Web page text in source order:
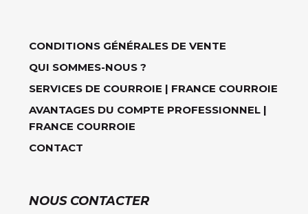
CONDITIONS GÉNÉRALES DE VENTE
QUI SOMMES-NOUS ?
SERVICES DE COURROIE | FRANCE COURROIE
AVANTAGES DU COMPTE PROFESSIONNEL |
FRANCE COURROIE
CONTACT
NOUS CONTACTER